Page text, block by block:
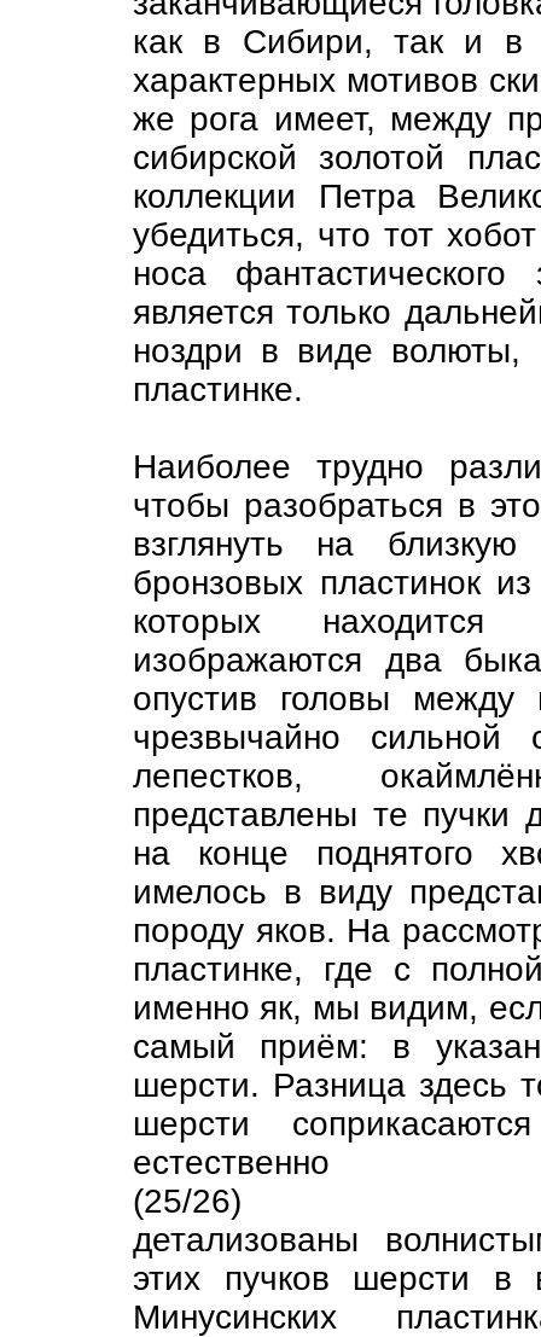
как в Сибири, так и в
характерных мотивов
же рога имеет, между
сибирской золотой
коллекции Петра
убедиться, что тот
носа
является только
ноздри в виде
пластинке.
Наиболее трудно
чтобы разобраться в
взглянуть на
бронзовых пластинок
которых
изображаются два
опустив головы
чрезвычайно
лепестков,
представлены те пучки
на конце поднятого
имелось в виду
породу яков. На
пластинке, где с
именно як, мы видим,
самый приём: в
шерсти. Разница здесь
шерсти
естественно
(25/26)
детализованы
этих пучков шерсти в
Минусинских